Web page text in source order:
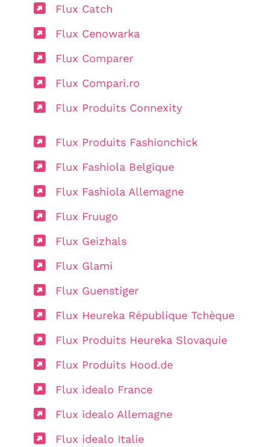
Flux Catch
Flux Cenowarka
Flux Comparer
Flux Compari.ro
Flux Produits Connexity
Flux Produits Fashionchick
Flux Fashiola Belgique
Flux Fashiola Allemagne
Flux Fruugo
Flux Geizhals
Flux Glami
Flux Guenstiger
Flux Heureka République Tchèque
Flux Produits Heureka Slovaquie
Flux Produits Hood.de
Flux idealo France
Flux idealo Allemagne
Flux idealo Italie